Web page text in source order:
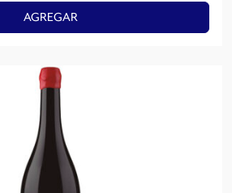
AGREGAR